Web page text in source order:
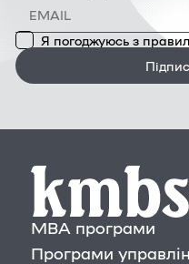
Я погоджуюсь з
MBA програми
Програми